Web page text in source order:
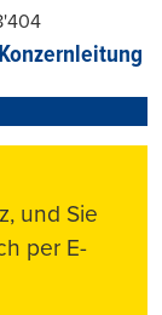
und Sie
per E-